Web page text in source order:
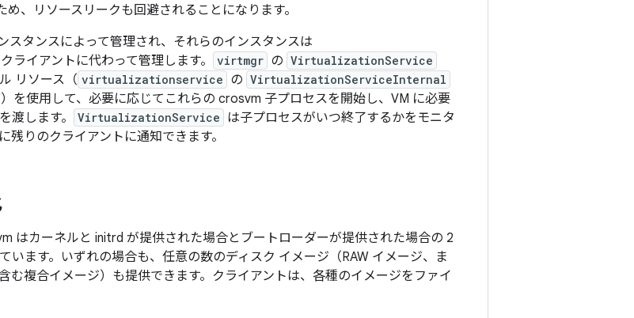
、リソースリークも回避されることになります。
スタンスによって管理され、それらのインスタンスは
ライアントに代わって管理します。 virtmgr の VirtualizationService
リソース（ virtualizationservice の VirtualizationServiceInternal
を使用して、必要に応じてこれらの crosvm 子プロセスを開始し、VM に必要
渡します。
VirtualizationService は子プロセスがいつ終了するかをモニタ
残りのクライアントに通知できます。
はカーネルと initrd が提供された場合とブートローダーが提供された場合の 2
います。いずれの場合も、任意の数のディスク イメージ（RAW イメージ、ま
む複合イメージ）も提供できます。クライアントは、各種のイメージをファイ